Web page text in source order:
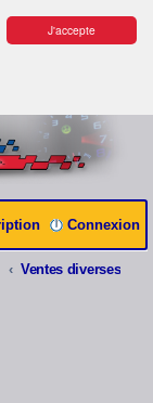
J'accepte
Connexion
Ventes diverses